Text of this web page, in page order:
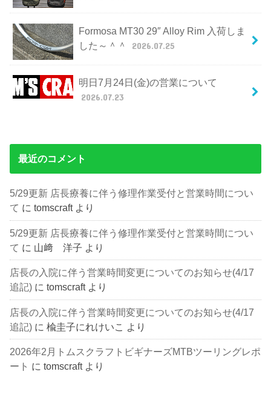
Formosa MT30 29″ Alloy Rim 入荷しま
した～＾＾
2026.07.25
明日7月24日(金)の営業について
2026.07.23
最近のコメント
5/29更新 店長療養に伴う修理作業受付と営業時間につい
て にtomscraftより
5/29更新 店長療養に伴う修理作業受付と営業時間につい
て に 山﨑 洋子 より
店長の入院に伴う営業時間変更についてのお知らせ(4/17
追記) にtomscraftより
店長の入院に伴う営業時間変更についてのお知らせ(4/17
追記) に楡圭子にれけいこ より
2026年2月トムスクラフトビギナーズMTBツーリングレポ
ート にtomscraftより